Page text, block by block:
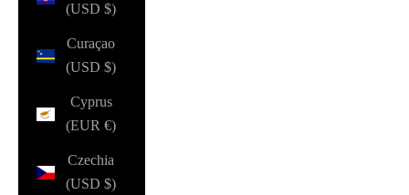
(USD $)
Curaçao
(USD $)
Cyprus
(EUR €)
Czechia
(USD $)